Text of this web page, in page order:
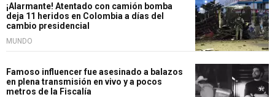
¡Alarmante! Atentado con camión bomba
deja 11 heridos en Colombia a días del
cambio presidencial
MUNDO
Famoso influencer fue asesinado a balazos
en plena transmisión en vivo y a pocos
metros de la Fiscalía